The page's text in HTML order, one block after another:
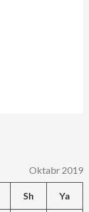
Oktabr 2019
Sh Ya